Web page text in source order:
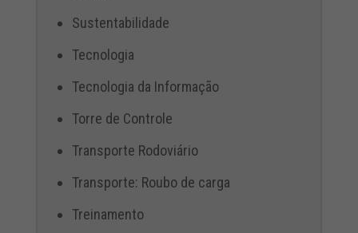
Sustentabilidade
Tecnologia
Tecnologia da Informação
Torre de Controle
Transporte Rodoviário
Transporte: Roubo de carga
Treinamento